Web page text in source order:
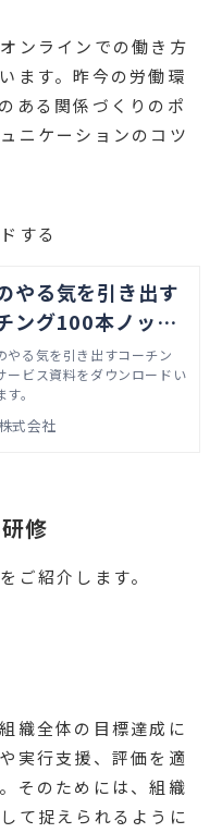
ンラインでの働き方
ます。昨今の労働環
ある関係づくりのポ
ニケーションのコツ
する
やる気を引き出す
ング100本ノック
ス資料ダウンロー
やる気を引き出すコーチン
ービス資料をダウンロードい
。
式会社
修
ご紹介します。
織全体の目標達成に
実行支援、評価を適
そのためには、組織
て捉えられるように